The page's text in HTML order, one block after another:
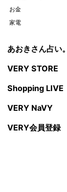
お金
家電
あおきさん占い。
VERY STORE
Shopping LIVE
VERY NaVY
VERY会員登録